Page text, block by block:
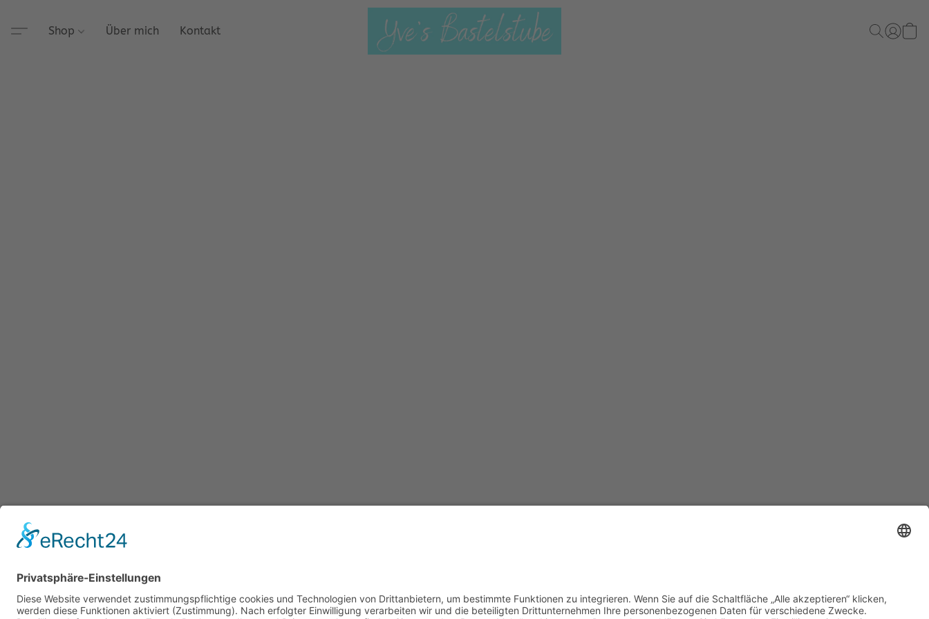
Shop Über mich Kontakt